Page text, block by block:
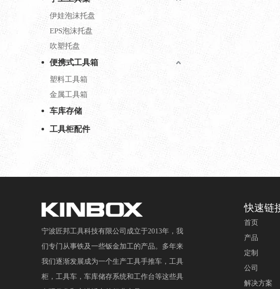
伊娃泡沫托盘
EPS泡沫托盘
吹塑托盘
便携式工具箱
塑料工具箱
金属工具箱
车库存储
工具柜配件
宁波匠邦工具科技有限公司成立于2013年，我
们专门从事铁及一些钣金加工的产品。多年来
我们逐渐发展成为一个生产工具手推车，工具
柜，工具车，车库储存系统和工作台等这些具
快速链
首页
产品
定制
公司
解决方案